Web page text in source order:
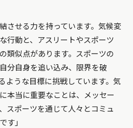
させる力を持っています。気候変
行動と、アスリートやスポーツ
類似点があります。スポーツの
分自身を追い込み、限界を破
ような目標に挑戦しています。気
本当に重要なことは、メッセー
スポーツを通じて人々とコミュ
す」